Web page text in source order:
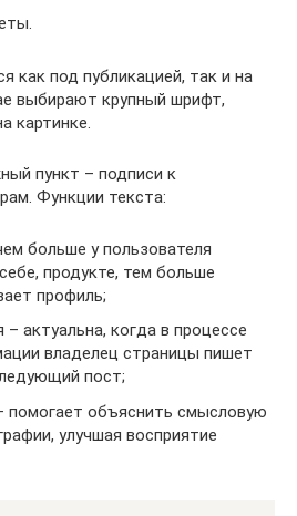
как под публикацией, так и на
выбирают крупный шрифт,
картинке.
пункт – подписи к
Функции текста:
больше у пользователя
продукте, тем больше
профиль;
актуальна, когда в процессе
владелец страницы пишет
пост;
помогает объяснить смысловую
улучшая восприятие